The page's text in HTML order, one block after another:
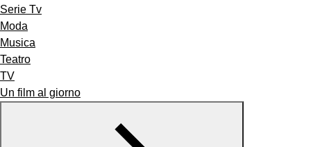
Serie Tv
Moda
Musica
Teatro
TV
Un film al giorno